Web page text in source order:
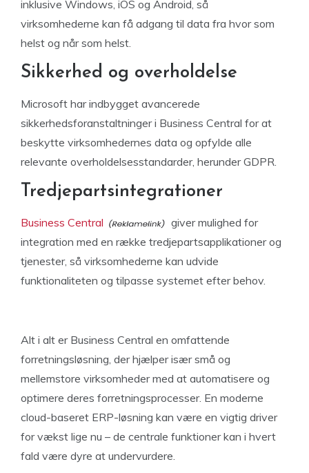
inklusive Windows, iOS og Android, så
virksomhederne kan få adgang til data fra hvor som
helst og når som helst.
Sikkerhed og overholdelse
Microsoft har indbygget avancerede
sikkerhedsforanstaltninger i Business Central for at
beskytte virksomhedernes data og opfylde alle
relevante overholdelsesstandarder, herunder GDPR.
Tredjepartsintegrationer
Business Central
giver mulighed for
integration med en række tredjepartsapplikationer og
tjenester, så virksomhederne kan udvide
funktionaliteten og tilpasse systemet efter behov.
Alt i alt er Business Central en omfattende
forretningsløsning, der hjælper især små og
mellemstore virksomheder med at automatisere og
optimere deres forretningsprocesser. En moderne
cloud-baseret ERP-løsning kan være en vigtig driver
for vækst lige nu – de centrale funktioner kan i hvert
fald være dyre at undervurdere.